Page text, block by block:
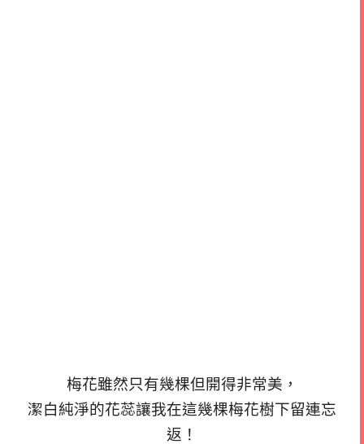
梅花雖然只有幾棵但開得非常美，
潔白純淨的花蕊讓我在這幾棵梅花樹下留連忘
返！